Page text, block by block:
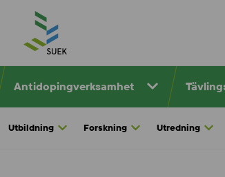
content
Antidopingverksamhet
Utbildning Forskning Utredning